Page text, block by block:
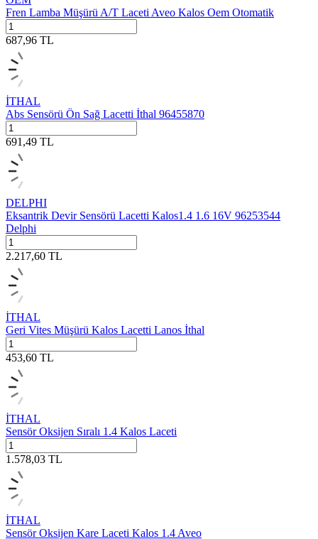
Fren Lamba Müşürü A/T Laceti Aveo Kalos Oem Otomatik
687,96 TL
İTHAL
Abs Sensörü Ön Sağ Lacetti İthal 96455870
691,49 TL
DELPHI
Eksantrik Devir Sensörü Lacetti Kalos1.4 1.6 16V 96253544
Delphi
2.217,60 TL
İTHAL
Geri Vites Müşürü Kalos Lacetti Lanos İthal
453,60 TL
İTHAL
Sensör Oksijen Sıralı 1.4 Kalos Laceti
1.578,03 TL
İTHAL
Sensör Oksijen Kare Laceti Kalos 1.4 Aveo